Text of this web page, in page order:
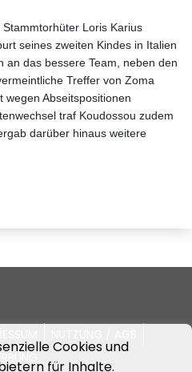
Cookies und
für Inhalte.
Loris Karius
seines zweiten Kindes in Italien
an das bessere Team, neben den
Treffer von Zoma
Abseitspositionen
traf Koudossou zudem
darüber hinaus weitere